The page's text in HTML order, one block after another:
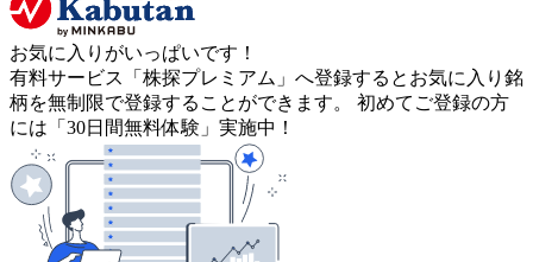
お気に入りがいっぱいです！
有料サービス「株探プレミアム」へ登録するとお気に入り銘
柄を無制限で登録することができます。 初めてご登録の方
には「30日間無料体験」実施中！